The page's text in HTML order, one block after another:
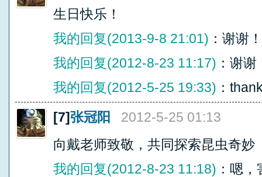
生日快乐！
我的回复(2013-9-8 21:01) ：谢谢！
我的回复(2012-8-23 11:17) ：谢谢
我的回复(2012-5-25 19:33) ：
[7]张冠阳
2012-5-25 01:13
向戴老师致敬，共同探索昆虫奇妙
我的回复(2012-8-23 11:18) ：嗯